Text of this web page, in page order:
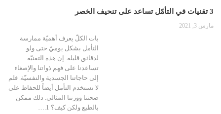
3 تقنيات في التأمّل تساعد على تنحيف الخصر
مارس 3, 2021
بات الكلّ يعرف أهميّة ممارسة
التأمل بشكل يوميّ حتى ولو
لدقائق قليلة. إن هذه التقنيّة
تساعدنا على فهم ذواتنا والإصغاء
إلى حاجاتنا الجسدية والنفسيّة. فلم
لا نستخدم التأمل أيضاً للحفاظ على
صحتنا ووزننا المثالي. ذلك ممكن
بالطبع ولكن كيف؟ 1.
…